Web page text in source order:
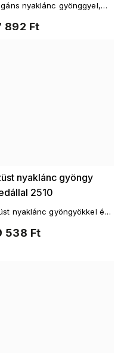
892 Ft
nyaklánc gyönggyel,
Ag 925/1000
nyaklánc gyöngy
2510
538 Ft
nyaklánc gyöngyökkel és
eleganciáért. Ag